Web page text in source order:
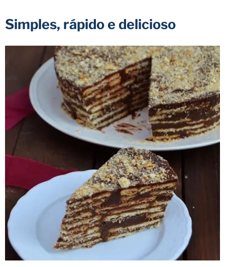
Simples, rápido e delicioso